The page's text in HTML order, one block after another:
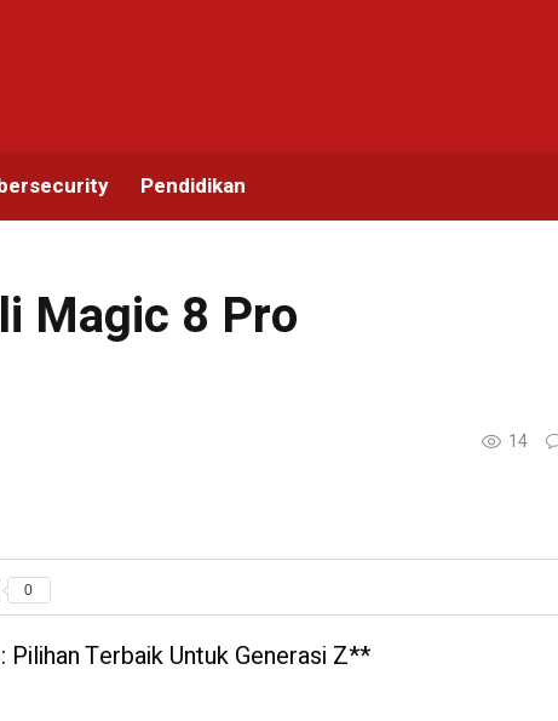
Pendidikan
Magic 8 Pro
14
0
Terbaik Untuk Generasi Z**